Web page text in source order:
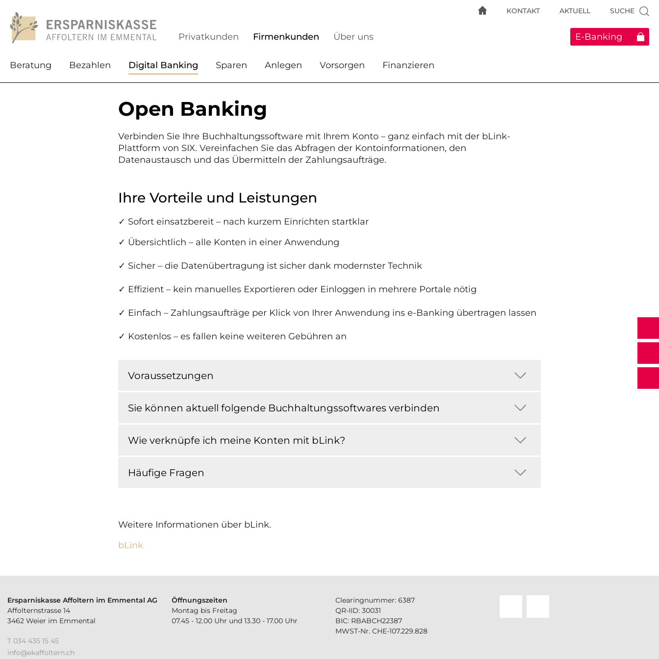
KONTAKT AKTUELL SUCHE
E-Banking
Privatkunden Firmenkunden Über uns
Beratung Bezahlen Digital Banking Sparen Anlegen Vorsorgen Finanzieren
Open Banking
Verbinden Sie Ihre Buchhaltungssoftware mit Ihrem Konto – ganz einfach mit der bLink-
Plattform von SIX. Vereinfachen Sie das Abfragen der Kontoinformationen, den
Datenaustausch und das Übermitteln der Zahlungsaufträge.
Ihre Vorteile und Leistungen
✓ Sofort einsatzbereit – nach kurzem Einrichten startklar
✓ Übersichtlich – alle Konten in einer Anwendung
✓ Sicher – die Datenübertragung ist sicher dank modernster Technik
✓ Effizient – kein manuelles Exportieren oder Einloggen in mehrere Portale nötig
✓ Einfach – Zahlungsaufträge per Klick von Ihrer Anwendung ins e-Banking übertragen lassen
✓ Kostenlos – es fallen keine weiteren Gebühren an
Voraussetzungen
Sie können aktuell folgende Buchhaltungssoftwares verbinden
Wie verknüpfe ich meine Konten mit bLink?
Häufige Fragen
Weitere Informationen über bLink.
bLink
Ersparniskasse Affoltern im Emmental AG
Affolternstrasse 14
3462 Weier im Emmental
T 034 435 15 45
nf
k ff lt rn ch
Öffnungszeiten
Montag bis Freitag
07.45 - 12.00 Uhr und 13.30 - 17.00 Uhr
Clearingnummer: 6387
QR-IID: 30031
BIC: RBABCH22387
MWST-Nr. CHE-107.229.828